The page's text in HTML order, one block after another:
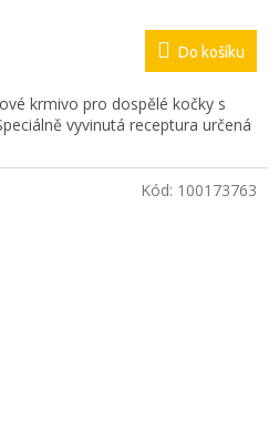
Do košíku
krmivo pro dospělé kočky s
vyvinutá receptura určená
Kód: 100173763